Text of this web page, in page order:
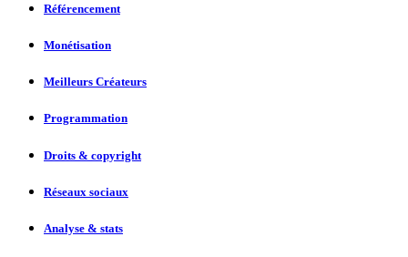
Référencement
Monétisation
Meilleurs Créateurs
Programmation
Droits & copyright
Réseaux sociaux
Analyse & stats